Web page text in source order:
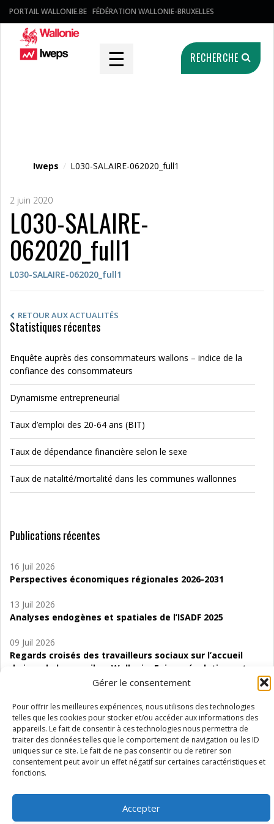
Gérer le consentement
Pour offrir les meilleures expériences, nous utilisons des technologies
telles que les cookies pour stocker et/ou accéder aux informations des
appareils. Le fait de consentir à ces technologies nous permettra de
traiter des données telles que le comportement de navigation ou les ID
uniques sur ce site. Le fait de ne pas consentir ou de retirer son
consentement peut avoir un effet négatif sur certaines caractéristiques et
fonctions.
Accepter
PORTAIL WALLONIE.BE FÉDÉRATION WALLONIE-BRUXELLES
☰ RECHERCHE
Iweps / L030-SALAIRE-062020_full1
2 juin 2020
L030-SALAIRE-
062020_full1
L030-SALAIRE-062020_full1
RETOUR AUX ACTUALITÉS
Statistiques récentes
Enquête auprès des consommateurs wallons – indice de la
confiance des consommateurs
Dynamisme entrepreneurial
Taux d’emploi des 20-64 ans (BIT)
Taux de dépendance financière selon le sexe
Taux de natalité/mortalité dans les communes wallonnes
Publications récentes
16 Juil 2026
Perspectives économiques régionales 2026-2031
13 Juil 2026
Analyses endogènes et spatiales de l’ISADF 2025
09 Juil 2026
Regards croisés des travailleurs sociaux sur l’accueil
de jour de bas seuil en Wallonie. Enjeux, évolutions et
06 Juil 2026
Étude d’évaluabilité des Structures
d’accompagnement à l’autocréation d’emploi (SAACE)
01 Juil 2026
Pénurie du personnel infirmier :quels indicateurs
Wallonie ?